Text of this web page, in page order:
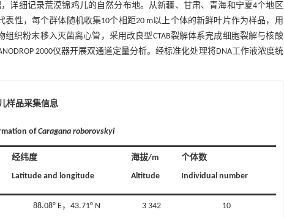
详细记录荒漠锦鸡儿的自然分布地。从新疆、甘肃、青海和宁夏4个地区
表性，每个群体随机收集10个相距20 m以上个体的新鲜叶片作为样品，用
织粉末移入灭菌离心管，采用改良型CTAB裂解体系完成细胞裂解与核酸
2000仪器开展双通道定量分析。经标准化处理将DNA工作液浓度统
样品采集信息
ofCaragana roborovskyi
经纬度
Latitude and longitude
海拔/m
Altitude
个体数
Individual number
88.08° E，43.71° N 3 342 10